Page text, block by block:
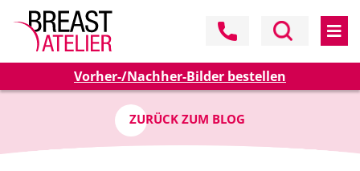
Vorher-/Nachher-Bilder bestellen
ZURÜCK ZUM BLOG